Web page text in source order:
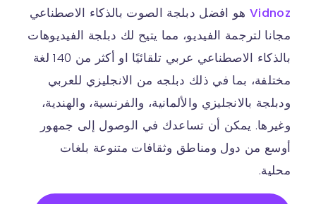
Vidnozهو افضل دبلجة الصوت بالذكاء الاصطناعي
مجانا لترجمة الفيديو، مما يتيح لك دبلجة الفيديوهات
بالذكاء الاصطناعي عربي تلقائيًا او أكثر من 140 لغة
مختلفة، بما في ذلك دبلجه من الانجليزي للعربي
ودبلجة بالانجليزي والألمانية، والفرنسية، والهندية،
وغيرها. يمكن أن تساعدك في الوصول إلى جمهور
أوسع من دول ومناطق وثقافات متنوعة بلغات
محلية.